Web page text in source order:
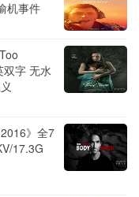
机事件
双字 无水
》全7
17.3G